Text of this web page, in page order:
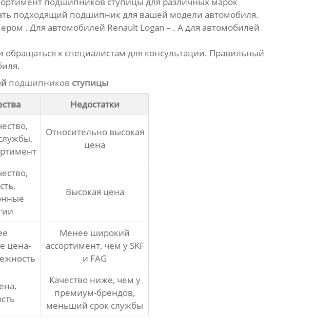
подходящий подшипникдля вашей модели автомобиля.
. Для автомобилей Renault Logan – . А для автомобилей
к специалистам для консультации. Правильный
подшипников ступицы
Недостатки
Относительно высокая
цена
Высокая цена
цена-
Менее широкий
ассортимент, чем у SKF
и FAG
Качество ниже, чем у
премиум-брендов,
меньший срок службы